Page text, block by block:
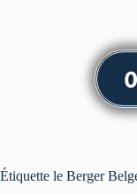
Étiquette le Berger